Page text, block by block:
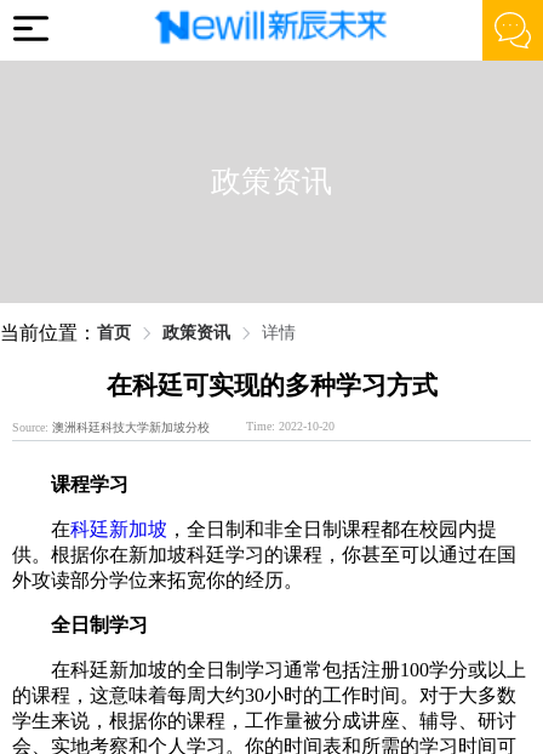
政策资讯
当前位置： 首页 政策资讯 详情
在科廷可实现的多种学习方式
Source: 澳洲科廷科技大学新加坡分校 Time: 2022-10-20
课程学习
在科廷新加坡 ，全日制和非全日制课程都在校园内提
供。根据你在新加坡科廷学习的课程，你甚至可以通过在国
外攻读部分学位来拓宽你的经历。
全日制学习
在科廷新加坡的全日制学习通常包括注册100学分或以上
的课程，这意味着每周大约30小时的工作时间。对于大多数
学生来说，根据你的课程，工作量被分成讲座、辅导、研讨
会、实地考察和个人学习。你的时间表和所需的学习时间可